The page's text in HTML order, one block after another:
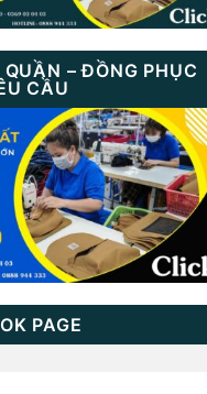
BALO HỌC SINH
Cặp Học Sinh Cấp 3
Xbags Success XB
4001
BALO LAPTOP MS :
TN 1031
– ĐỒNG PHỤC
CẦU
PAGE